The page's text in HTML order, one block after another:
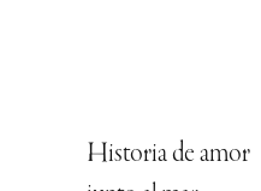
Historia de amor